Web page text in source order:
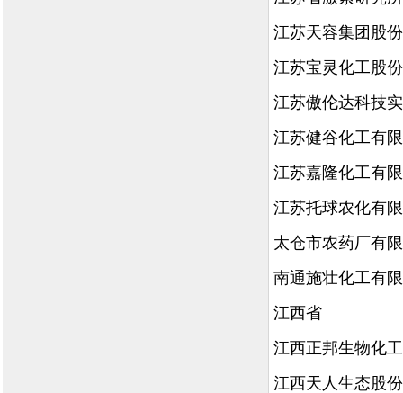
江苏天容集团股
江苏宝灵化工股
江苏傲伦达科技
江苏健谷化工有
江苏嘉隆化工有
江苏托球农化有
太仓市农药厂有
南通施壮化工有
江西省
江西正邦生物化
江西天人生态股